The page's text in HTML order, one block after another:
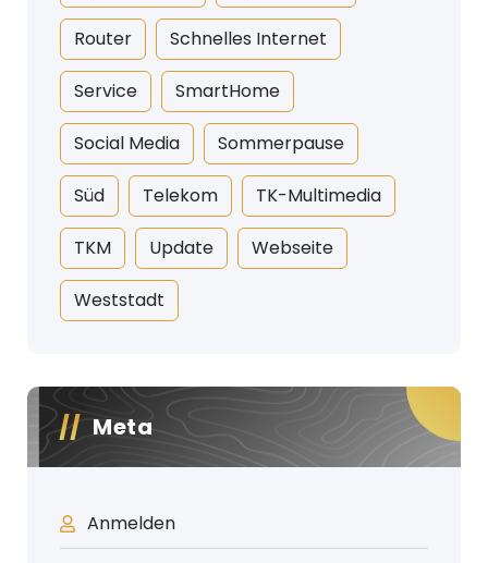
Router Schnelles Internet
Service SmartHome
Social Media Sommerpause
Süd Telekom TK-Multimedia
TKM Update Webseite
Weststadt
Meta
Anmelden